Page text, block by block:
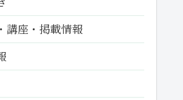
講座・掲載情報